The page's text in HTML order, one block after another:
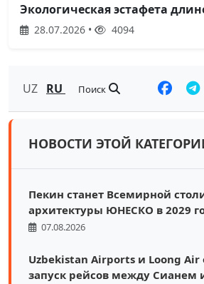
Экологическая эстафета
28.07.2026 • 4094
UZ RU Поиск
НОВОСТИ ЭТОЙ
Пекин станет Всемирной
архитектуры ЮНЕСКО в 2029
07.08.2026
Uzbekistan Airports и Loong Air
запуск рейсов между Сианем